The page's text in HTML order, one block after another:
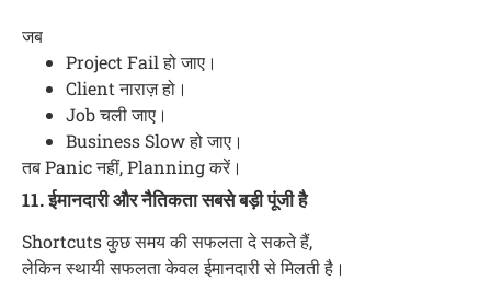
जब
Project Fail हो जाए।
Client नाराज़ हो।
Job चली जाए।
Business Slow हो जाए।
तब Panic नहीं, Planning करें।
11. ईमानदारी और नैतिकता सबसे बड़ी पूंजी है
Shortcuts कुछ समय की सफलता दे सकते हैं,
लेकिन स्थायी सफलता केवल ईमानदारी से मिलती है।